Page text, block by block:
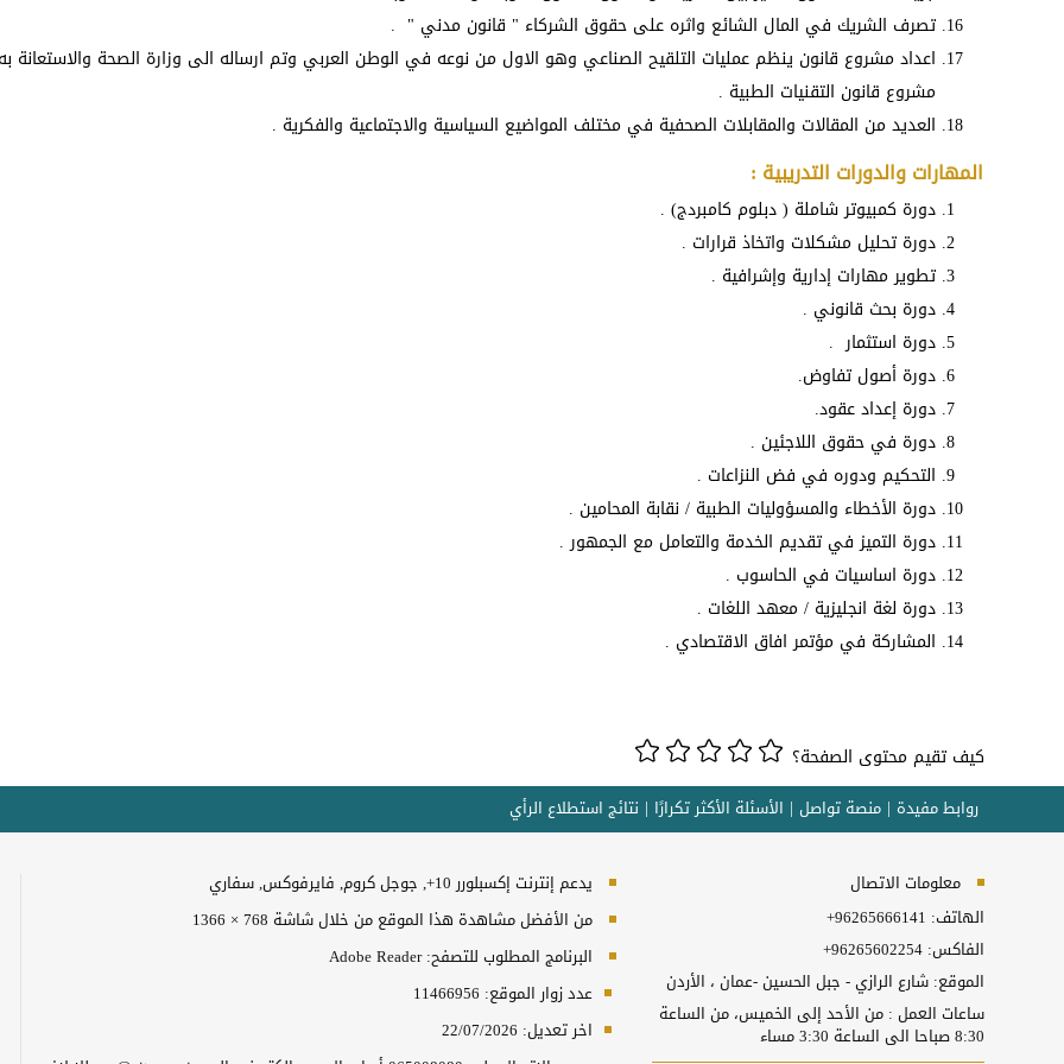
تصرف الشريك في المال الشائع واثره على حقوق الشركاء " قانون مدني " .
اعداد مشروع قانون ينظم عمليات التلقيح الصناعي وهو الاول من نوعه في الوطن العربي وتم ارساله الى وزارة الصحة والاستعانة
مشروع قانون التقنيات الطبية .
العديد من المقالات والمقابلات الصحفية في مختلف المواضيع السياسية والاجتماعية والفكرية .
المهارات والدورات التدريبية :
دورة كمبيوتر شاملة ( دبلوم كامبردج) .
دورة تحليل مشكلات واتخاذ قرارات .
تطوير مهارات إدارية وإشرافية .
دورة بحث قانوني .
دورة استثمار .
دورة أصول تفاوض.
دورة إعداد عقود.
دورة في حقوق اللاجئين .
التحكيم ودوره في فض النزاعات .
دورة الأخطاء والمسؤوليات الطبية / نقابة المحامين .
دورة التميز في تقديم الخدمة والتعامل مع الجمهور .
دورة اساسيات في الحاسوب .
دورة لغة انجليزية / معهد اللغات .
المشاركة في مؤتمر افاق الاقتصادي .
كيف تقيم محتوى الصفحة؟
روابط مفيدة منصة تواصل الأسئلة الأكثر تكرارًا نتائج استطلاع الرأي
معلومات الاتصال
الهاتف: +96265666141
الفاكس: +96265602254
الموقع: شارع الرازي - جبل الحسين -عمان ، الأردن
ساعات العمل : من الأحد إلى الخميس، من الساعة
8:30 صباحا الى الساعة 3:30 مساء
يدعم إنترنت إكسبلورر 10+, جوجل كروم, فايرفوكس, سفاري
من الأفضل مشاهدة هذا الموقع من خلال شاشة 768 × 1366
البرنامج المطلوب للتصفح: Adobe Reader
عدد زوار الموقع: 11466956
اخر تعديل: 22/07/2026